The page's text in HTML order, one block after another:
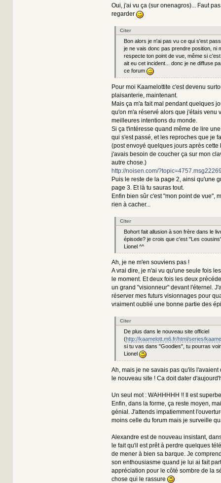
Oui, j'ai vu ça (sur onenagros)... Faut
regarder
Citer
Bon alors je n'ai pas vu ce qui s'est
je ne vais donc pas prendre position, ni
respecte ton point de vue, même si
ait eu cet incident... donc je ne diffuse
ce forum
Pour moi Kaamelottite c'est devenu
plaisanterie, maintenant.
Mais ça m'a fait mal pendant quelques
qu'on m'a réservé alors que j'étais venu
meilleures intentions du monde.
Si ça t'intéresse quand même de lire
qui s'est passé, et les reproches que je
(post envoyé quelques jours après cette
j'avais besoin de coucher ça sur mon
autre chose.)
http://noisen.com/
Puis le reste de la page 2, ainsi qu'une
page 3. Et là tu sauras tout.
Enfin bien sûr c'est "mon point de vue",
rien à cacher...
Citer
Bohort fait allusion à son frère dans le
épisode? je crois que c'est "Les
Lionel ^^
Ah, je ne m'en souviens pas !
A vrai dire, je n'ai vu qu'une seule fois
le moment. Et deux fois les deux
un grand "visionneur" devant l'éternel.
réserver mes futurs visionnages pour
vraiment oublié une bonne partie des
Citer
De plus dans le nouveau site officiel
(http://kaamelott.m6.fr/html/series/
si tu vas dans "Goodies", tu pourras
Lionel
Ah, mais je ne savais pas qu'ils l'avaient
le nouveau site ! Ca doit dater
Un seul mot : WAHHHHH !! Il est
Enfin, dans la forme, ça reste moyen,
génial. J'attends impatiemment
moins celle du forum mais je surveille
Alexandre est de nouveau insistant,
le fait qu'il est prêt à perdre quelques
de mener à bien sa barque. Je
son enthousiasme quand je lui ai fait
appréciation pour le côté sombre de la
chose qui le rassure